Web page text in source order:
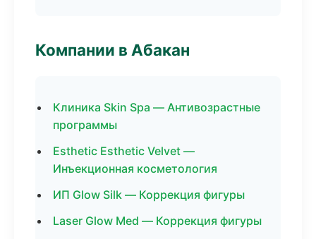
Компании в Абакан
Клиника Skin Spa — Антивозрастные
программы
Esthetic Esthetic Velvet —
Инъекционная косметология
ИП Glow Silk — Коррекция фигуры
Laser Glow Med — Коррекция фигуры